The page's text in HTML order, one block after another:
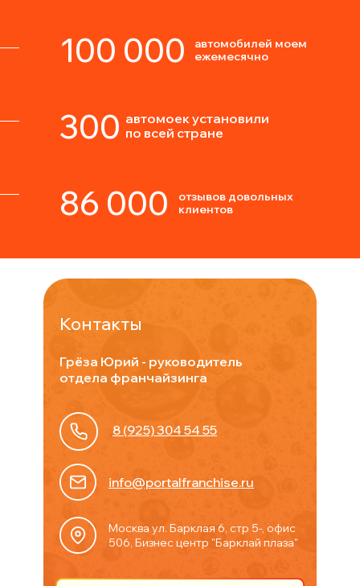
автомобилей моем
ежемесячно
автомоек установили
по всей стране
отзывов довольных
клиентов
100 000
86 000
300
Контакты
Грёза Юрий - руководитель
отдела франчайзинга
info@portalfranchise.ru
Москва ул. Барклая 6, стр 5-, офис
506, Бизнес центр "Барклай плаза"
8 (925) 304 54 55